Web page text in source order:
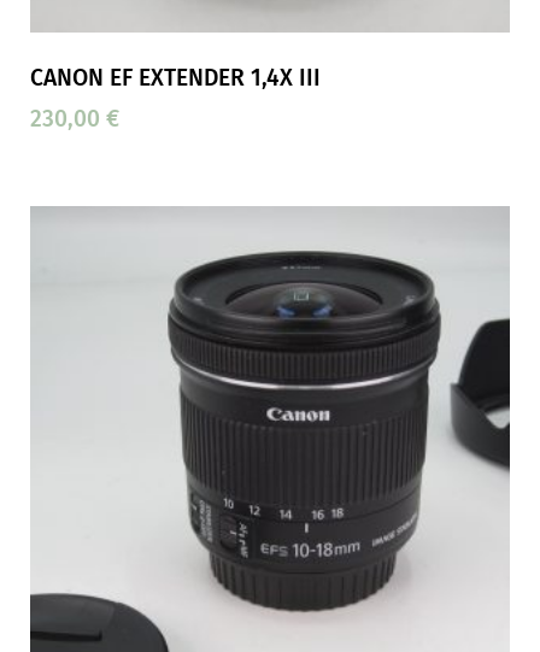
CANON EF EXTENDER 1,4X III
230,00 €